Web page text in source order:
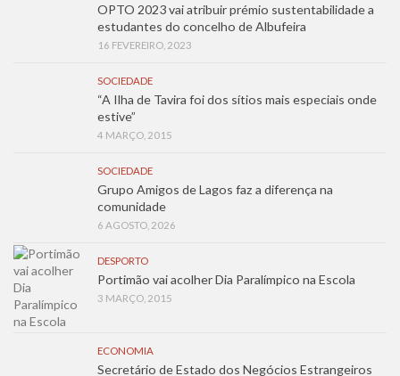
OPTO 2023 vai atribuir prémio sustentabilidade a
estudantes do concelho de Albufeira
16 FEVEREIRO, 2023
SOCIEDADE
“A Ilha de Tavira foi dos sítios mais especiais onde
estive”
4 MARÇO, 2015
SOCIEDADE
Grupo Amigos de Lagos faz a diferença na
comunidade
6 AGOSTO, 2026
DESPORTO
Portimão vai acolher Dia Paralímpico na Escola
3 MARÇO, 2015
ECONOMIA
Secretário de Estado dos Negócios Estrangeiros